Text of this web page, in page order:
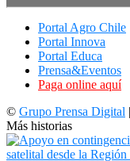
Portal Agro Chile
Portal Innova
Portal Educa
Prensa&Eventos
Paga online aquí
© Grupo Prensa Digital |
Más historias